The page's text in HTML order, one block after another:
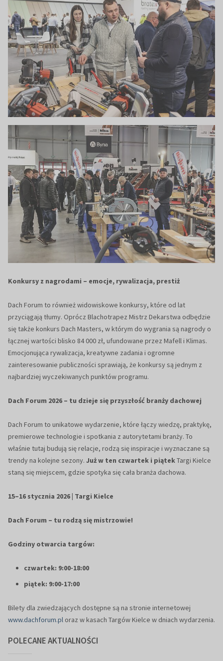
Konkursy z nagrodami – emocje, rywalizacja, prestiż
Dach Forum to również widowiskowe konkursy, które od lat
przyciągają tłumy. Oprócz Blachotrapez Mistrz Dekarstwa odbędzie
się także konkurs Dach Masters, w którym do wygrania są nagrody o
łącznej wartości blisko 84 000 zł, ufundowane przez Mafell i Klimas.
Emocjonująca rywalizacja, kreatywne zadania i ogromne
zainteresowanie publiczności sprawiają, że konkursy są jednym z
najbardziej wyczekiwanych punktów programu.
Dach Forum 2026 – tu dzieje się przyszłość branży dachowej
Dach Forum to unikatowe wydarzenie, które łączy wiedzę, praktykę,
premierowe technologie i spotkania z autorytetami branży. To
właśnie tutaj budują się relacje, rodzą się inspiracje i wyznaczane są
trendy na kolejne sezony. Już w ten czwartek i piątekTargi Kielce
staną się miejscem, gdzie spotyka się cała branża dachowa.
15–16 stycznia 2026 | Targi Kielce
Dach Forum – tu rodzą się mistrzowie!
Godziny otwarcia targów:
czwartek: 9:00-18:00
piątek: 9:00-17:00
Bilety dla zwiedzających dostępne są na stronie internetowej
www.dachforum.pl oraz w kasach Targów Kielce w dniach wydarzenia.
POLECANE AKTUALNOŚCI